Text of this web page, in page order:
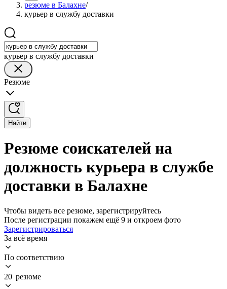
резюме в Балахне/
курьер в службу доставки
курьер в службу доставки
Резюме
Найти
Резюме соискателей на
должность курьера в службе
доставки в Балахне
Чтобы видеть все резюме, зарегистрируйтесь
После регистрации покажем ещё 9 и откроем фото
Зарегистрироваться
За всё время
По соответствию
20 резюме